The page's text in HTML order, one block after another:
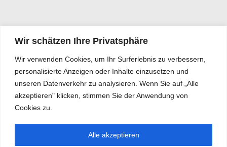
Wir schätzen Ihre Privatsphäre
Wir verwenden Cookies, um Ihr Surferlebnis zu verbessern,
personalisierte Anzeigen oder Inhalte einzusetzen und
unseren Datenverkehr zu analysieren. Wenn Sie auf „Alle
akzeptieren" klicken, stimmen Sie der Anwendung von
Cookies zu.
Alle akzeptieren